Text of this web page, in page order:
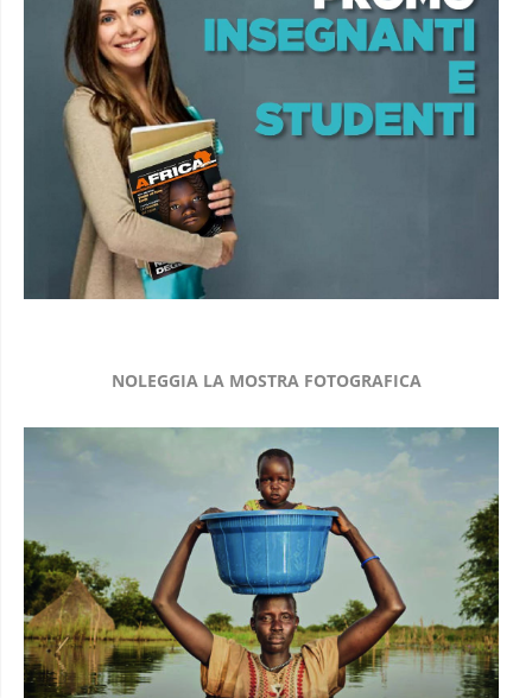
NOLEGGIA LA MOSTRA FOTOGRAFICA